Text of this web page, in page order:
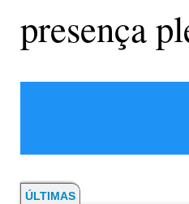
presença
ÚLTIMAS